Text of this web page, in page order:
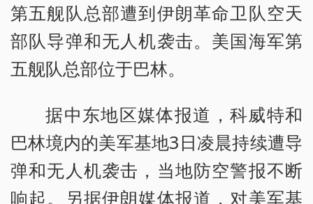
第五舰队总部遭到伊朗革命卫队空天
部队导弹和无人机袭击。美国海军第
五舰队总部位于巴林。
据中东地区媒体报道，科威特和
巴林境内的美军基地3日凌晨持续遭导
弹和无人机袭击，当地防空警报不断
响起。另据伊朗媒体报道，对美军基